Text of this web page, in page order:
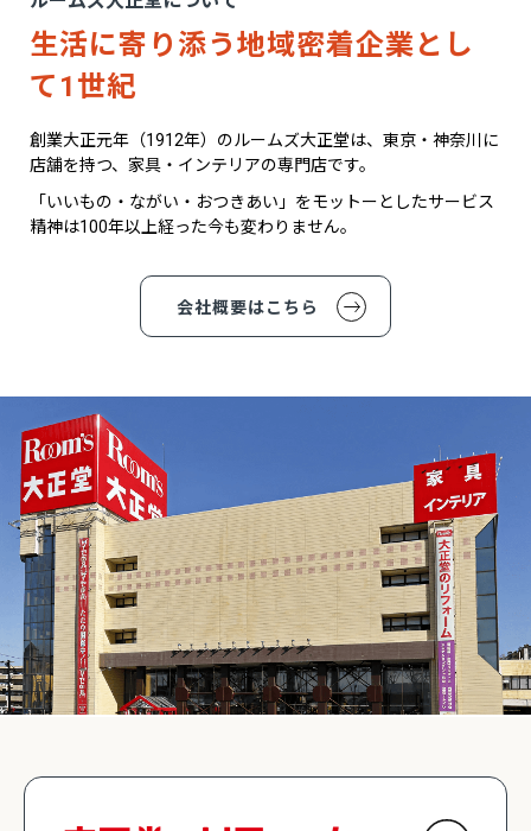
生活に寄り添う地域密着企業とし
て1世紀
創業大正元年（1912年）のルームズ大正堂は、東京・神奈川に
店舗を持つ、家具・インテリアの専門店です。
「いいもの・ながい・おつきあい」をモットーとしたサービス
精神は100年以上経った今も変わりません。
会社概要はこちら